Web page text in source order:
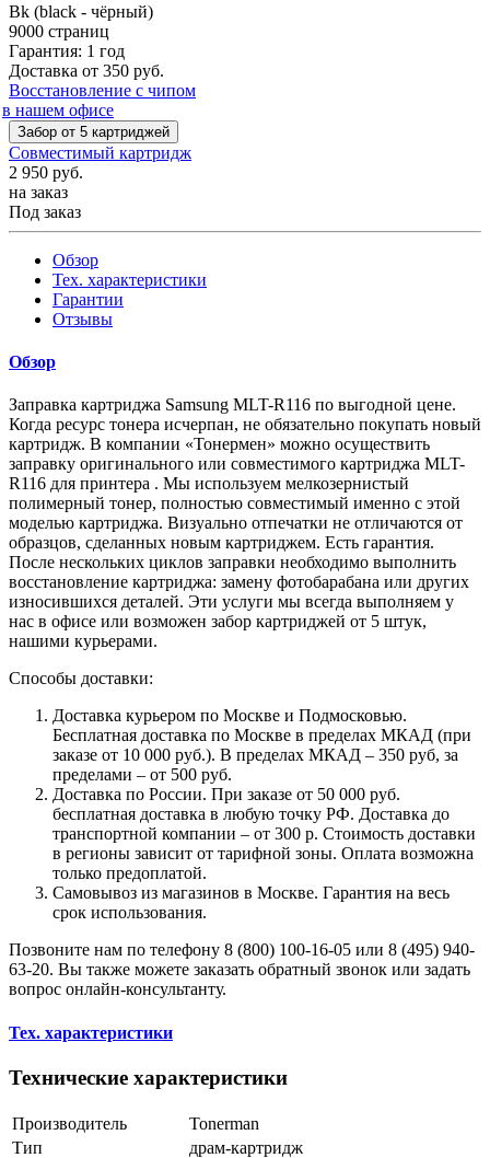
Bk (black - чёрный)
9000 страниц
Гарантия: 1 год
Доставка от 350 руб.
Восстановление с чипом
в нашем офисе
Забор от 5 картриджей
Совместимый картридж
2 950 руб.
на заказ
Под заказ
Обзор
Тех. характеристики
Гарантии
Отзывы
Обзор
Заправка картриджа Samsung MLT-R116 по выгодной цене.
Когда ресурс тонера исчерпан, не обязательно покупать новый
картридж. В компании «Тонермен» можно осуществить
заправку оригинального или совместимого картриджа MLT-
R116 для принтера . Мы используем мелкозернистый
полимерный тонер, полностью совместимый именно с этой
моделью картриджа. Визуально отпечатки не отличаются от
образцов, сделанных новым картриджем. Есть гарантия.
После нескольких циклов заправки необходимо выполнить
восстановление картриджа: замену фотобарабана или других
износившихся деталей. Эти услуги мы всегда выполняем у
нас в офисе или возможен забор картриджей от 5 штук,
нашими курьерами.
Способы доставки:
Доставка курьером по Москве и Подмосковью.
Бесплатная доставка по Москве в пределах МКАД (при
заказе от 10 000 руб.). В пределах МКАД – 350 руб, за
пределами – от 500 руб.
Доставка по России. При заказе от 50 000 руб.
бесплатная доставка в любую точку РФ. Доставка до
транспортной компании – от 300 р. Стоимость доставки
в регионы зависит от тарифной зоны. Оплата возможна
только предоплатой.
Самовывоз из магазинов в Москве. Гарантия на весь
срок использования.
Позвоните нам по телефону 8 (800) 100-16-05 или 8 (495) 940-
63-20. Вы также можете заказать обратный звонок или задать
вопрос онлайн-консультанту.
Тех. характеристики
Технические характеристики
Производитель
Tonerman
Тип
драм-картридж